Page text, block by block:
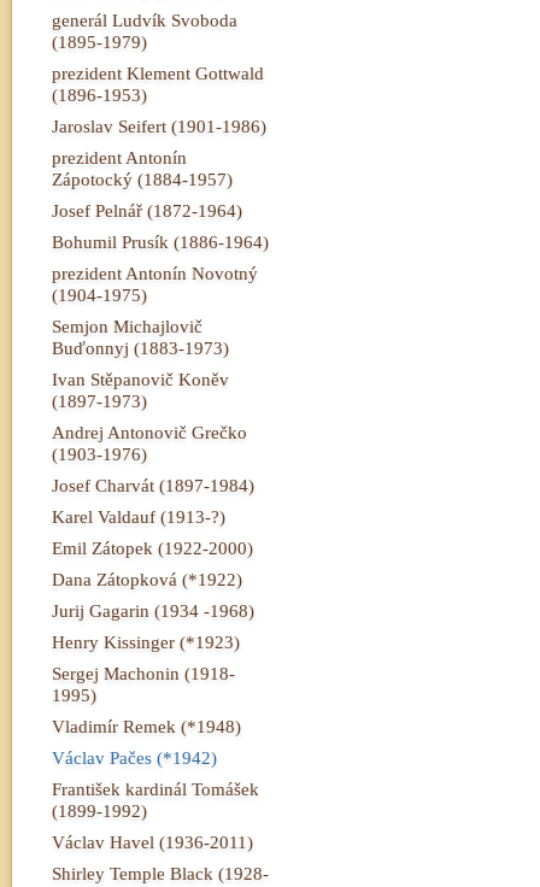
generál Ludvík Svoboda
(1895-1979)
prezident Klement Gottwald
(1896-1953)
Jaroslav Seifert (1901-1986)
prezident Antonín
Zápotocký (1884-1957)
Josef Pelnář (1872-1964)
Bohumil Prusík (1886-1964)
prezident Antonín Novotný
(1904-1975)
Semjon Michajlovič
Buďonnyj (1883-1973)
Ivan Stěpanovič Koněv
(1897-1973)
Andrej Antonovič Grečko
(1903-1976)
Josef Charvát (1897-1984)
Karel Valdauf (1913-?)
Emil Zátopek (1922-2000)
Dana Zátopková (*1922)
Jurij Gagarin (1934 -1968)
Henry Kissinger (*1923)
Sergej Machonin (1918-
1995)
Vladimír Remek (*1948)
Václav Pačes (*1942)
František kardinál Tomášek
(1899-1992)
Václav Havel (1936-2011)
Shirley Temple Black (1928-